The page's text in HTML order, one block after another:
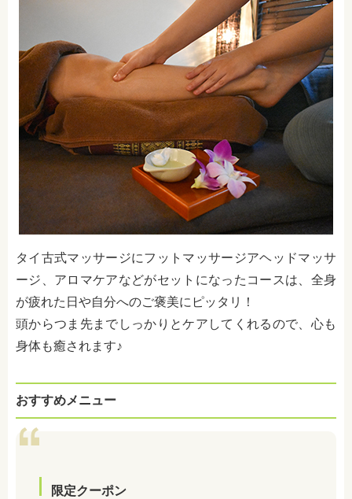
タイ古式マッサージにフットマッサージアヘッドマッサ
ージ、アロマケアなどがセットになったコースは、全身
が疲れた日や自分へのご褒美にピッタリ！
頭からつま先までしっかりとケアしてくれるので、心も
身体も癒されます♪
おすすめメニュー
限定クーポン